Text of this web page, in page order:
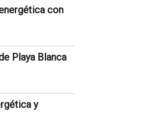
con
Playa Blanca
y